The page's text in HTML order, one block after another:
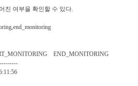
진 여부을 확인할 수 있다.
END_MONITORING
16:11:56